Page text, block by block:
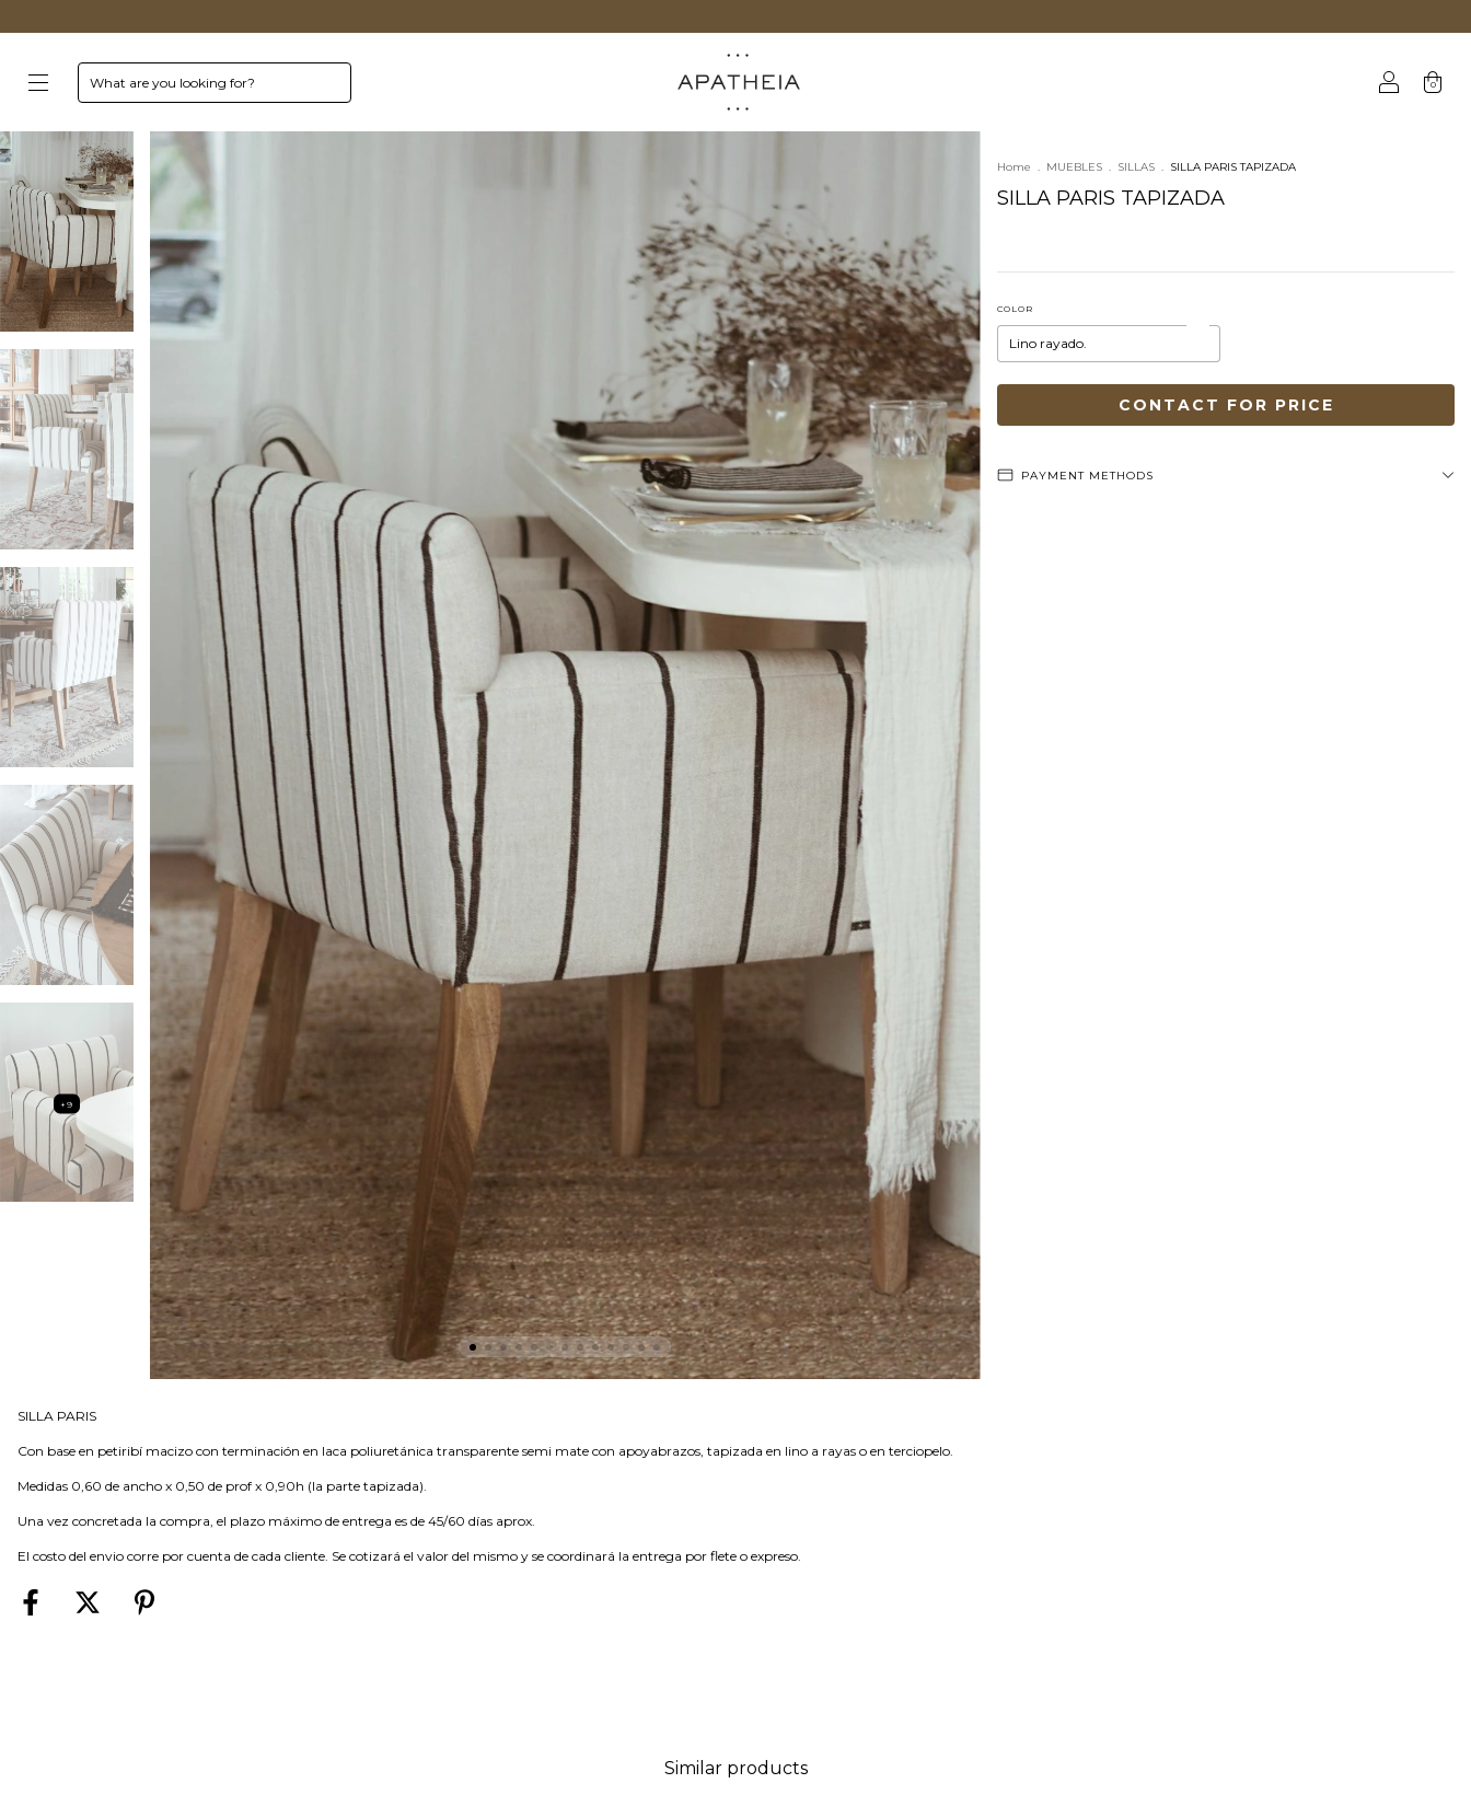
0
+9
Home . MUEBLES . SILLAS . SILLA PARIS TAPIZADA
SILLA PARIS TAPIZADA
COLOR
PAYMENT METHODS
SILLA PARIS
Con base en petiribí macizo con terminación en laca poliuretánica transparente semi mate con apoyabrazos, tapizada en lino a rayas o en terciopelo.
Medidas 0,60 de ancho x 0,50 de prof x 0,90h (la parte tapizada).
Una vez concretada la compra, el plazo máximo de entrega es de 45/60 días aprox.
El costo del envio corre por cuenta de cada cliente. Se cotizará el valor del mismo y se coordinará la entrega por flete o expreso.
Similar products